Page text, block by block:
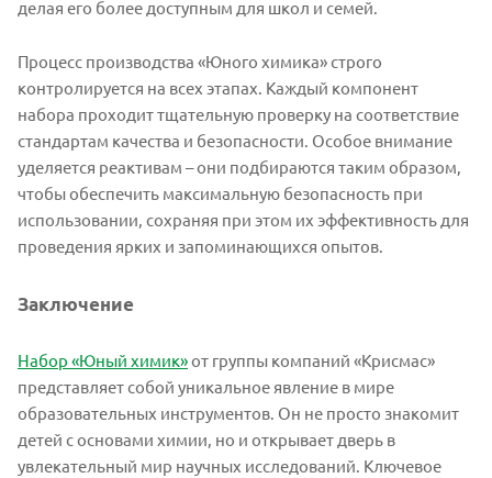
делая его более доступным для школ и семей.
Процесс производства «Юного химика» строго
контролируется на всех этапах. Каждый компонент
набора проходит тщательную проверку на соответствие
стандартам качества и безопасности. Особое внимание
уделяется реактивам – они подбираются таким образом,
чтобы обеспечить максимальную безопасность при
использовании, сохраняя при этом их эффективность для
проведения ярких и запоминающихся опытов.
Заключение
Набор «Юный химик»от группы компаний «Крисмас»
представляет собой уникальное явление в мире
образовательных инструментов. Он не просто знакомит
детей с основами химии, но и открывает дверь в
увлекательный мир научных исследований. Ключевое